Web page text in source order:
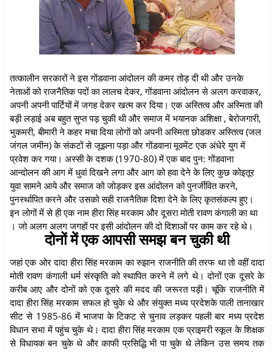
तत्कालीन सरकारों ने इस गोंडवाना आंदोलन की कमर तोड़ दी थी और उनके
नेताओं को राजनैतिक पदों का लालच देकर, गोंडवाना आंदोलन से अलग करवाकर,
अपनी अपनी पार्टियों में जगह देकर खत्म कर दिया। एक अस्तित्व और अस्मिता की
बड़ी लड़ाई अब बहुत सुप्त पड़ चुकी थी और समाज में भयानक अशिक्षा , बेरोजगारी,
भुकमरी, बीमारी ने कहर मचा दिया लोगों को अपनी अस्मिता छोडकर अस्तित्व (जल
जंगल जमीन) के संकटों से जूझना पड़ा और गोंडवाना मूवमेंट एक अंधेरे युग में
प्रवेश कर गया। अस्सी के दशक (1970-80) में एक बाद पुन: गोंडवाना
आन्दोलन की आग में धुवां दिखने लगा और आग को हवा देने के लिए कुछ कोइतूर
युवा सामने आये और समाज को जोड़कर इस आंदोलन को पुनर्जीवित करने,
पुनर्स्थापित करने और उसको सही राजनैतिक दिशा देने के लिए कृतसंकल्प हुए।
इन लोगों में से ही एक नाम हीरा सिंह मरकाम और दूसरा मोती रावण कंगाली का था
। जो अलग अलग जगहों पर इसी आंदोलन की दो दिशाओं पर काम कर रहे थे।
दोनों में एक आपसी समझ बन चुकी थी
जहां एक ओर दादा हीरा सिंह मरकाम का रुझान राजनीति की तरफ था तो वहीं दादा
मोती रावण कंगाली धर्म संस्कृति को स्थापित करने में लगे थे। दोनों एक दूसरे के
करीब आए और दोनों को एक दूसरे की मदद की जरूरत पड़ी। चूंकि राजनीति में
दादा हीरा सिंह मरकाम सफल हो चुके थे और संयुक्त मध्य प्रदेशके पाली तानाखार
सीट से 1985-86 में भाजपा के टिकट से चुनाव लड़कर पहली बार मध्य प्रदेश
विधान सभा में पहुंच चुके थे। दादा हीरा सिंह मरकाम एक प्राइमरी स्कूल के शिक्षक
से विधायक बन चुके थे और काफी प्रसिद्धि भी पा चुके थे लेकिन उस समय तक